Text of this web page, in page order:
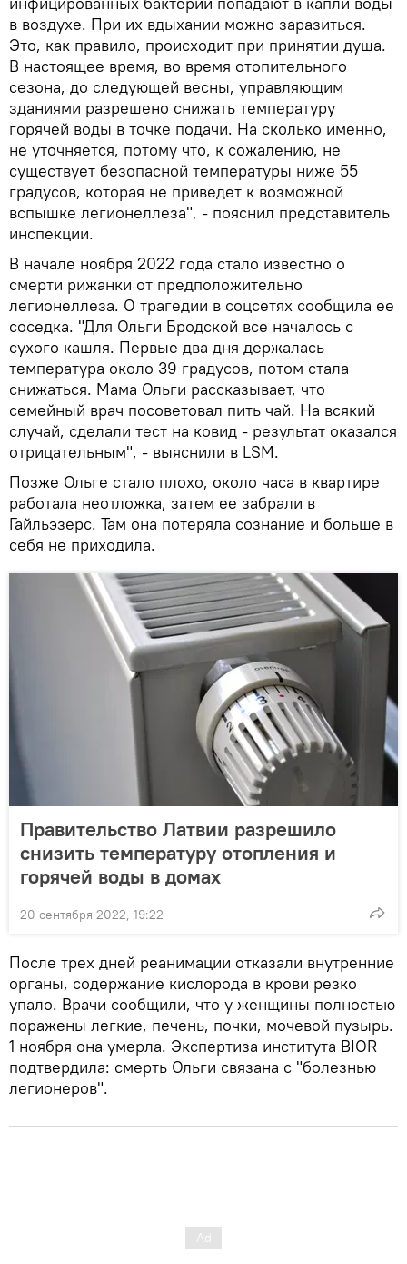
в воздухе. При их вдыхании можно заразиться.
Это, как правило, происходит при принятии душа.
В настоящее время, во время отопительного
сезона, до следующей весны, управляющим
зданиями разрешено снижать температуру
горячей воды в точке подачи. На сколько именно,
не уточняется, потому что, к сожалению, не
существует безопасной температуры ниже 55
градусов, которая не приведет к возможной
вспышке легионеллеза", - пояснил представитель
инспекции.
В начале ноября 2022 года стало известно о
смерти рижанки от предположительно
легионеллеза. О трагедии в соцсетях сообщила ее
соседка. "Для Ольги Бродской все началось с
сухого кашля. Первые два дня держалась
температура около 39 градусов, потом стала
снижаться. Мама Ольги рассказывает, что
семейный врач посоветовал пить чай. На всякий
случай, сделали тест на ковид - результат оказался
отрицательным", - выяснили в LSM.
Позже Ольге стало плохо, около часа в квартире
работала неотложка, затем ее забрали в
Гайльэзерс. Там она потеряла сознание и больше в
себя не приходила.
Правительство Латвии разрешило
снизить температуру отопления и
горячей воды в домах
20 сентября 2022, 19:22
После трех дней реанимации отказали внутренние
органы, содержание кислорода в крови резко
упало. Врачи сообщили, что у женщины полностью
поражены легкие, печень, почки, мочевой пузырь.
1 ноября она умерла. Экспертиза института BIOR
подтвердила: смерть Ольги связана с "болезнью
легионеров".